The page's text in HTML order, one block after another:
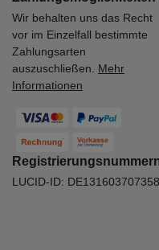
Wir behalten uns das Recht
vor im Einzelfall bestimmte
Zahlungsarten
auszuschließen. Mehr
Informationen
LUCID-ID: